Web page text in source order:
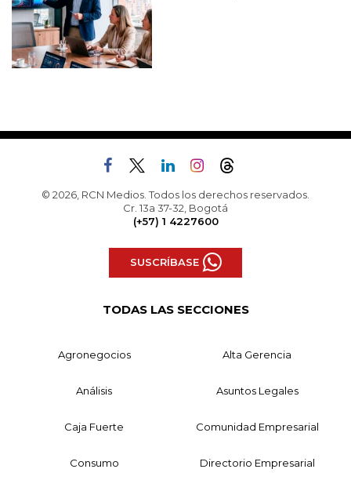
© 2026, RCN Medios. Todos los derechos reservados.
Cr. 13a 37-32, Bogotá
(+57) 1 4227600
SUSCRÍBASE
TODAS LAS SECCIONES
Agronegocios Alta Gerencia
Análisis Asuntos Legales
Caja Fuerte Comunidad Empresarial
Consumo Directorio Empresarial